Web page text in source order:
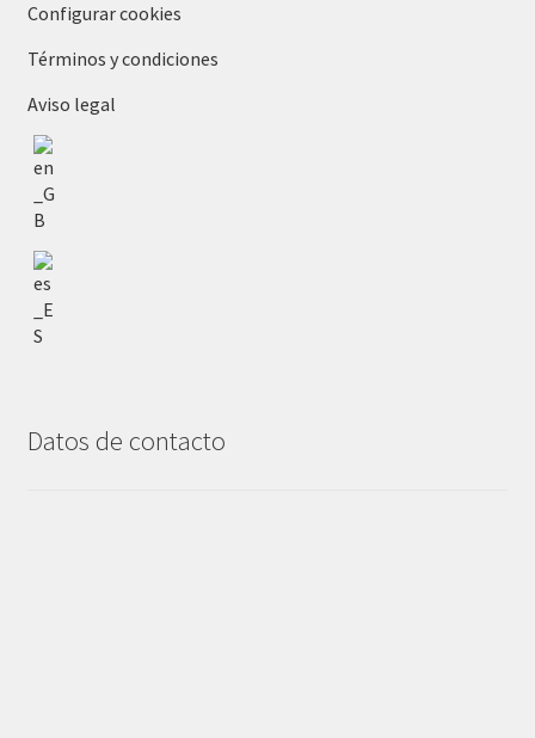
Configurar cookies
Términos y condiciones
Aviso legal
Datos de contacto